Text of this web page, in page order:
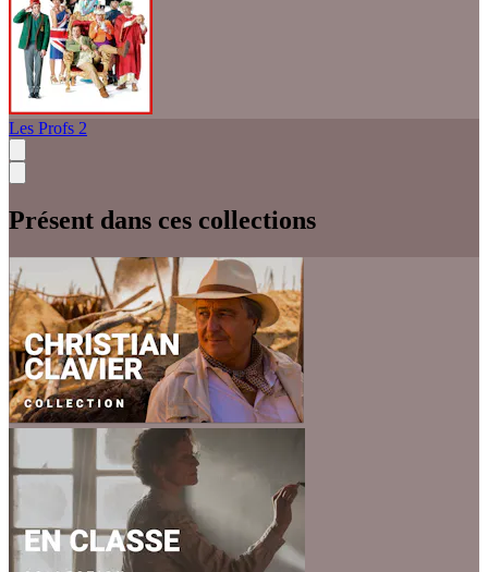
Les Profs 2
Présent dans ces collections